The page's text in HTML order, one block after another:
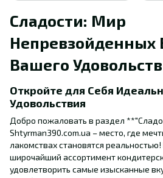
Сладости: Мир
Непревзойденных
Вашего
Откройте для Себя
Удовольствия
Добро пожаловать в раздел
Shtyrman390.com.ua – место, где
лакомствах становятся
широчайший ассортимент
удовлетворить самые изысканные